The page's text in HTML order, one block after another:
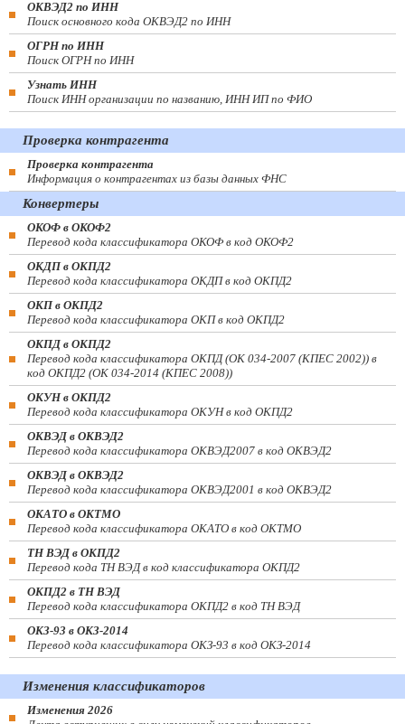
ОКВЭД2 по ИНН
Поиск основного кода ОКВЭД2 по ИНН
ОГРН по ИНН
Поиск ОГРН по ИНН
Узнать ИНН
Поиск ИНН организации по названию, ИНН ИП по ФИО
Проверка контрагента
Проверка контрагента
Информация о контрагентах из базы данных ФНС
Конвертеры
ОКОФ в ОКОФ2
Перевод кода классификатора ОКОФ в код ОКОФ2
ОКДП в ОКПД2
Перевод кода классификатора ОКДП в код ОКПД2
ОКП в ОКПД2
Перевод кода классификатора ОКП в код ОКПД2
ОКПД в ОКПД2
Перевод кода классификатора ОКПД (ОК 034-2007 (КПЕС 2002)) в
код ОКПД2 (ОК 034-2014 (КПЕС 2008))
ОКУН в ОКПД2
Перевод кода классификатора ОКУН в код ОКПД2
ОКВЭД в ОКВЭД2
Перевод кода классификатора ОКВЭД2007 в код ОКВЭД2
ОКВЭД в ОКВЭД2
Перевод кода классификатора ОКВЭД2001 в код ОКВЭД2
ОКАТО в ОКТМО
Перевод кода классификатора ОКАТО в код ОКТМО
ТН ВЭД в ОКПД2
Перевод кода ТН ВЭД в код классификатора ОКПД2
ОКПД2 в ТН ВЭД
Перевод кода классификатора ОКПД2 в код ТН ВЭД
ОКЗ-93 в ОКЗ-2014
Перевод кода классификатора ОКЗ-93 в код ОКЗ-2014
Изменения классификаторов
Изменения 2026